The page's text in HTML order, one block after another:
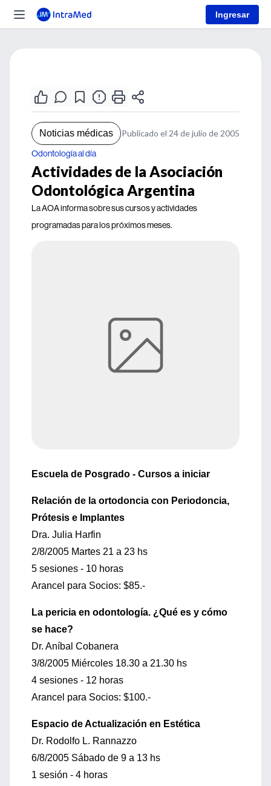
Ingresar
Noticias médicas Publicado el 24 de julio de 2005
Odontología al día
Actividades de la Asociación
Odontológica Argentina
La AOA informa sobre sus cursos y actividades
programadas para los próximos meses.
Escuela de Posgrado - Cursos a iniciar
Relación de la ortodoncia con Periodoncia,
Prótesis e Implantes
Dra. Julia Harfin
2/8/2005 Martes 21 a 23 hs
5 sesiones - 10 horas
Arancel para Socios: $85.-
La pericia en odontología. ¿Qué es y cómo
se hace?
Dr. Aníbal Cobanera
3/8/2005 Miércoles 18.30 a 21.30 hs
4 sesiones - 12 horas
Arancel para Socios: $100.-
Espacio de Actualización en Estética
Dr. Rodolfo L. Rannazzo
6/8/2005 Sábado de 9 a 13 hs
1 sesión - 4 horas